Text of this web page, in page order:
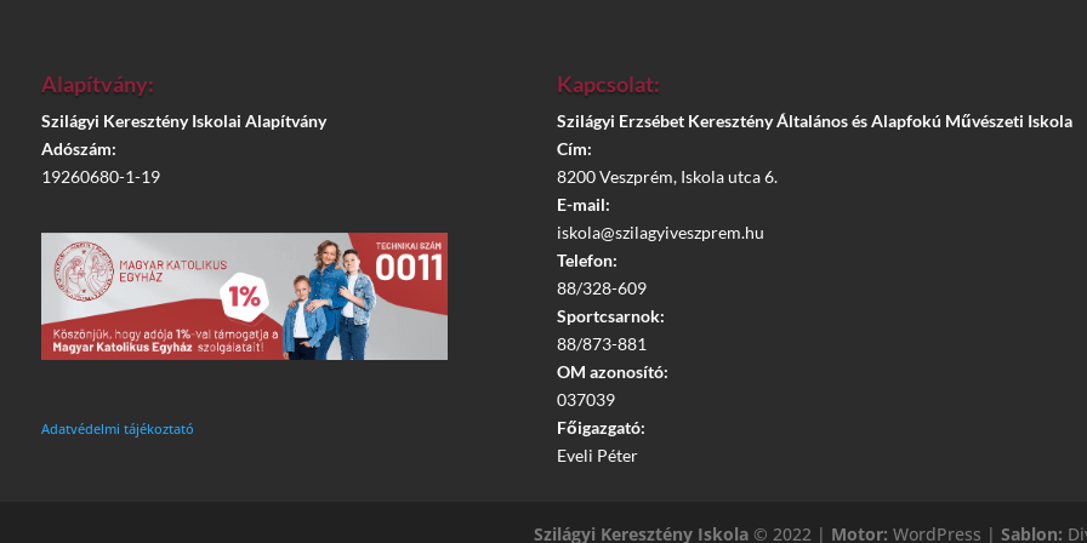
Alapítvány:
Szilágyi Keresztény Iskolai Alapítvány
Adószám:
19260680-1-19
Adatvédelmi tájékoztató
Kapcsolat:
Szilágyi Erzsébet Keresztény Általános és Alapfokú Művészeti Iskola
Cím:
8200 Veszprém, Iskola utca 6.
E-mail:
iskola@szilagyiveszprem.hu
Telefon:
88/328-609
Sportcsarnok:
88/873-881
OM azonosító:
037039
Főigazgató:
Eveli Péter
Szilágyi Keresztény Iskola© 2022 | Motor: WordPress | Sablon: